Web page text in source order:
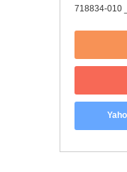
718834-010